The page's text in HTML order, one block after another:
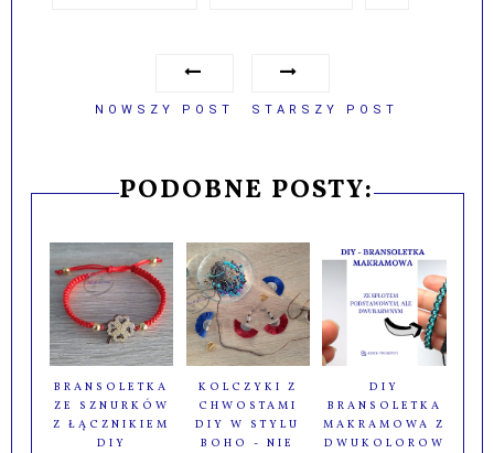
NOWSZY POST STARSZY POST
PODOBNE POSTY:
BRANSOLETKA
ZE SZNURKÓW
Z ŁĄCZNIKIEM
DIY
KOLCZYKI Z
CHWOSTAMI
DIY W STYLU
BOHO - NIE
DIY
BRANSOLETKA
MAKRAMOWA Z
DWUKOLOROW